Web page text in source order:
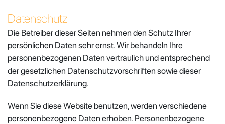
Datenschutz
Die Betreiber dieser Seiten nehmen den Schutz Ihrer
persönlichen Daten sehr ernst. Wir behandeln Ihre
personenbezogenen Daten vertraulich und entsprechend
der gesetzlichen Datenschutzvorschriften sowie dieser
Datenschutzerklärung.
Wenn Sie diese Website benutzen, werden verschiedene
personenbezogene Daten erhoben. Personenbezogene